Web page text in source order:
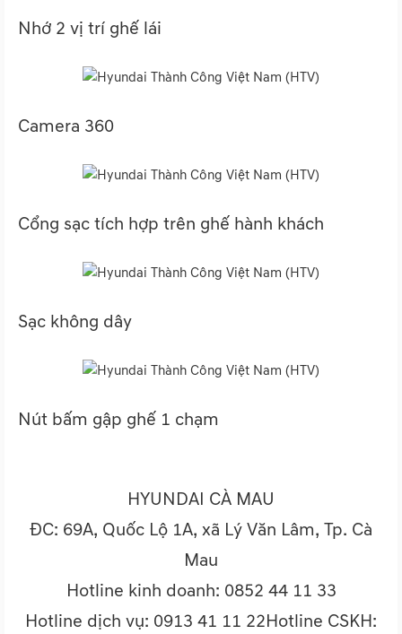
Nhớ 2 vị trí ghế lái
Camera 360
Cổng sạc tích hợp trên ghế hành khách
Sạc không dây
Nút bấm gập ghế 1 chạm
HYUNDAI CÀ MAU
ĐC: 69A, Quốc Lộ 1A, xã Lý Văn Lâm, Tp. Cà
Mau
Hotline kinh doanh: 0852 44 11 33
Hotline dịch vụ: 0913 41 11 22Hotline CSKH: